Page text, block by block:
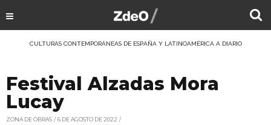
CULTURAS CONTEMPORÁNEAS DE ESPAÑA Y LATINOAMÉRICA A DIARIO
Festival Alzadas Mora
Lucay
ZONA DE OBRAS 6 DE AGOSTO DE 2022